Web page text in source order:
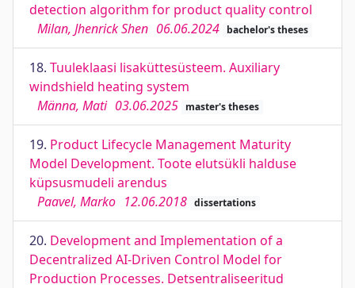
detection algorithm for product quality control
Milan, Jhenrick Shen 06.06.2024 bachelor's theses
18. Tuuleklaasi lisaküttesüsteem. Auxiliary
windshield heating system
Männa, Mati 03.06.2025 master's theses
19. Product Lifecycle Management Maturity
Model Development. Toote elutsükli halduse
küpsusmudeli arendus
Paavel, Marko 12.06.2018 dissertations
20. Development and Implementation of a
Decentralized AI-Driven Control Model for
Production Processes. Detsentraliseeritud